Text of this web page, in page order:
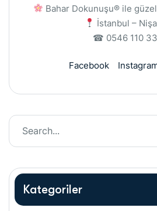
Bahar Dokunuşu® ile
İstanbul –
☎ 0546 110
Facebook
Kategoriler